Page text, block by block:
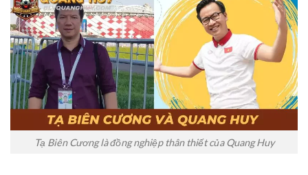
Tạ Biên Cương là đồng nghiệp thân thiết của Quang Huy